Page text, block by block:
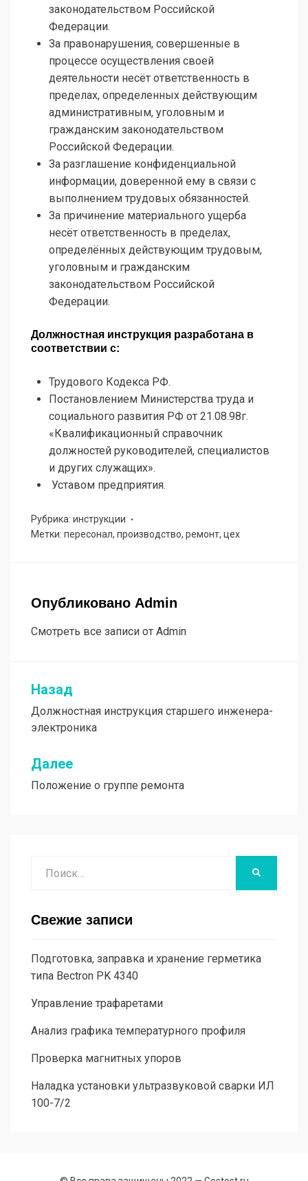
законодательством Российской
Федерации.
За правонарушения, совершенные в
процессе осуществления своей
деятельности несёт ответственность в
пределах, определенных действующим
административным, уголов­ным и
гражданским законодательством
Российской Федерации.
За разглашение конфиденциальной
информации, доверенной ему в связи с
выполнени­ем трудовых обязанностей.
За причинение материального ущерба
несёт ответственность в пределах,
определённых действующим трудовым,
уголовным и гражданским
законодательством Россий­ской
Федерации.
Должностная инструкция разработана в
соответствии c:
Трудового Кодекса РФ.
Постановлением Министерства труда и
социального развития РФ от 21.08.98г.
«Квалификационный справочник
должностей руководителей, специалистов
и других служащих».
Уставом предприятия.
Рубрика: инструкции
Метки: пересонал, производство, ремонт, цех
Опубликовано Admin
Смотреть все записи от Admin
Навигация
по
записям
Назад
Должностная инструкция старшего инженерa-
электроника
Далее
Положение о группе ремонта
Свежие записи
Подготовка, заправка и хранение герметика
типа Bectron PK 4340
Управление трафаретами
Анализ графика температурного профиля
Проверка магнитных упоров
Наладка установки ультразвуковой сварки ИЛ
100-7/2